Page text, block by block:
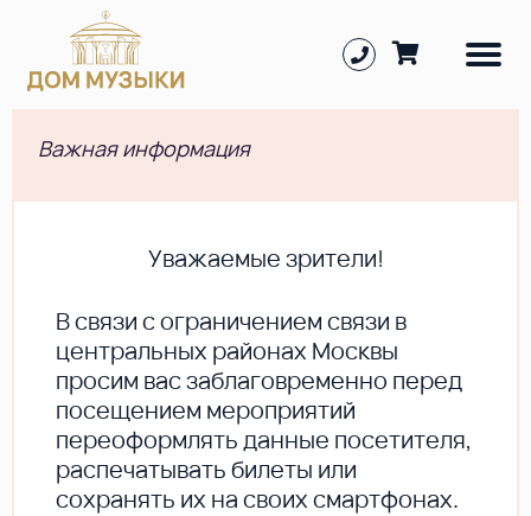
Важная информация
Уважаемые зрители!
В cвязи с ограничением связи в
центральных районах Москвы
просим вас заблаговременно перед
посещением мероприятий
переоформлять данные посетителя,
распечатывать билеты или
сохранять их на своих смартфонах.